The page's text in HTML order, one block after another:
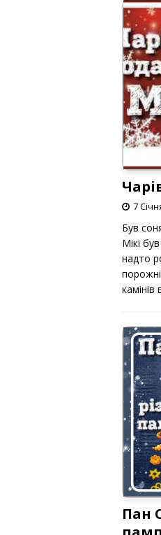
7
Був
Мікі
надто
камінів
Пан